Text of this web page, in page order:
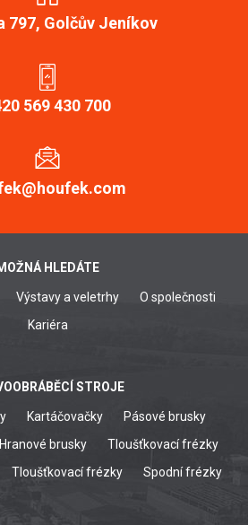
797, Golčův Jeníkov
569 430 700
HLEDÁTE
Výstavy a veletrhy
O společnosti
Kariéra
STROJE
Kartáčovačky
Pásové brusky
Hranové brusky
Tloušťkovací frézky
Tloušťkovací frézky Spodní frézky